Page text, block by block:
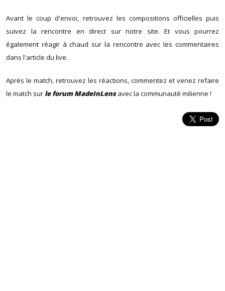
Avant le coup d'envoi, retrouvez les compositions officielles puis
suivez la rencontre en direct sur notre site. Et vous pourrez
également réagir à chaud sur la rencontre avec les commentaires
dans l'article du live.
Après le match, retrouvez les réactions, commentez et venez refaire
le match sur le forum MadeInLensavec la communauté milienne !